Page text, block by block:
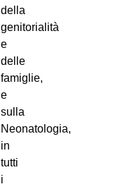
della
genitorialità
e
delle
famiglie,
e
sulla
Neonatologia,
in
tutti
i